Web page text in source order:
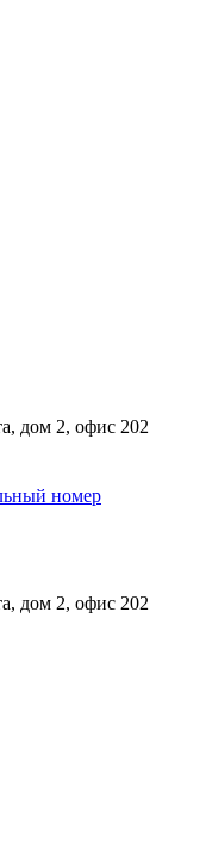
дом 2, офис 202
номер
дом 2, офис 202